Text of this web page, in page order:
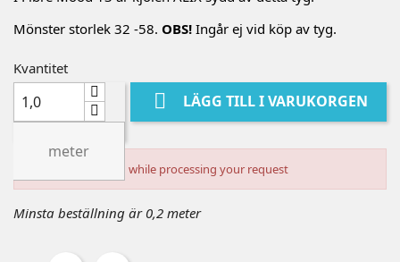
Mönster storlek 32 -58. OBS! Ingår ej vid köp av tyg.
Kvantitet
meter
 LÄGG TILL I VARUKORGEN
An error occurred while processing your request
Minsta beställning är 0,2 meter